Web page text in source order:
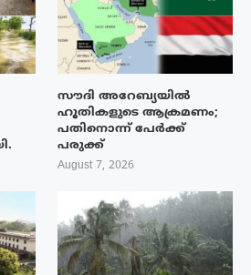
സൗദി അറേബ്യയിൽ
ഹൂതികളുടെ ആക്രമണം;
പതിനൊന്ന് പേർക്ക്
പരുക്ക്
August 7, 2026